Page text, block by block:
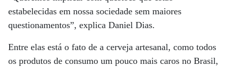
estabelecidas em nossa sociedade sem maiores
questionamentos”, explica Daniel Dias.
Entre elas está o fato de a cerveja artesanal, como todos
os produtos de consumo um pouco mais caros no Brasil,